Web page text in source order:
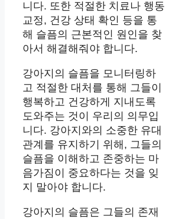
니다. 또한 적절한 치료나 행동
교정, 건강 상태 확인 등을 통
해 슬픔의 근본적인 원인을 찾
아서 해결해줘야 합니다.
강아지의 슬픔을 모니터링하
고 적절한 대처를 통해 그들이
행복하고 건강하게 지내도록
도와주는 것이 우리의 의무입
니다. 강아지와의 소중한 유대
관계를 유지하기 위해, 그들의
슬픔을 이해하고 존중하는 마
음가짐이 중요하다는 것을 잊
지 말아야 합니다.
강아지의 슬픔은 그들의 존재